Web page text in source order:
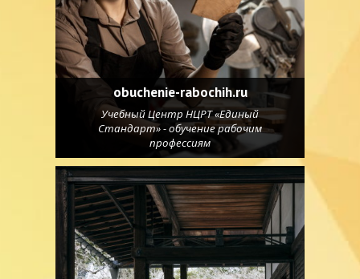
obuchenie-rabochih.ru
Учебный Центр НЦРТ «Единый
Стандарт» - обучение рабочим
профессиям